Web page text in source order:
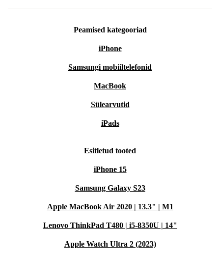
Peamised kategooriad
iPhone
Samsungi mobiiltelefonid
MacBook
Sülearvutid
iPads
Esitletud tooted
iPhone 15
Samsung Galaxy S23
Apple MacBook Air 2020 | 13.3" | M1
Lenovo ThinkPad T480 | i5-8350U | 14"
Apple Watch Ultra 2 (2023)